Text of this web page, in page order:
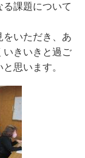
課題について
をいただき、あ
いきいきと過ご
思います。